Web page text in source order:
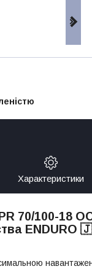
Характеристики
70/100-18